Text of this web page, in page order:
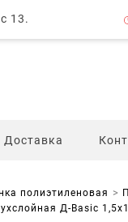
13.
Доставка
полиэтиленовая
Д-Basic